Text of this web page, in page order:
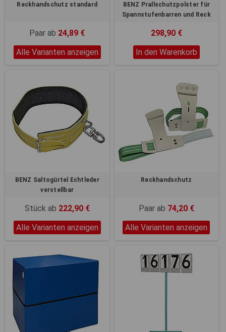
Reckhandschutz standard
Paar ab 24,89 €
Alle Varianten anzeigen
BENZ Prallschutzpolster für
Spannstufenbarren und Reck
298,90 €
In den Warenkorb
BENZ Saltogürtel Echtleder
verstellbar
Stück ab 222,90 €
Alle Varianten anzeigen
Reckhandschutz
Paar ab 74,20 €
Alle Varianten anzeigen